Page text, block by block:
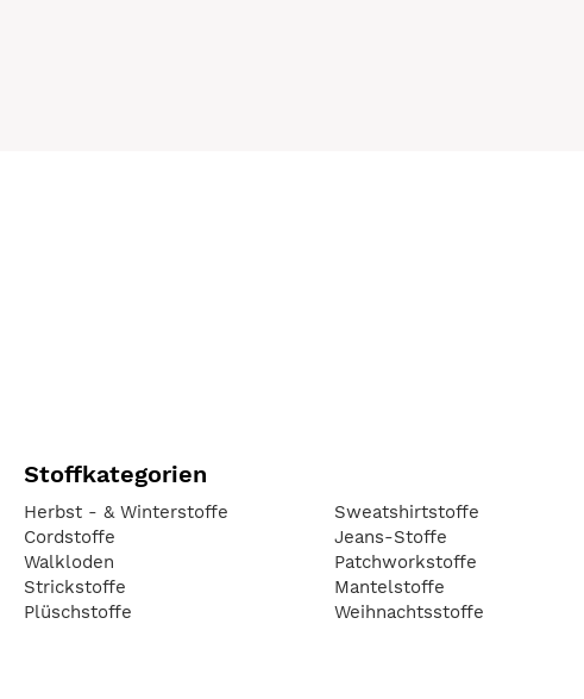
Stoffkategorien
Herbst - & Winterstoffe
Cordstoffe
Walkloden
Strickstoffe
Plüschstoffe
Sweatshirtstoffe
Jeans-Stoffe
Patchworkstoffe
Mantelstoffe
Weihnachtsstoffe